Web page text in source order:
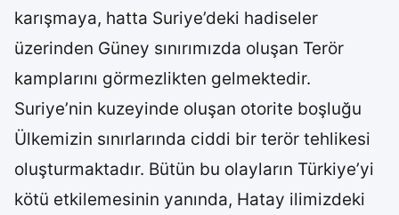
karışmaya, hatta Suriye’deki hadiseler
üzerinden Güney sınırımızda oluşan Terör
kamplarını görmezlikten gelmektedir.
Suriye’nin kuzeyinde oluşan otorite boşluğu
Ülkemizin sınırlarında ciddi bir terör tehlikesi
oluşturmaktadır. Bütün bu olayların Türkiye’yi
kötü etkilemesinin yanında, Hatay ilimizdeki